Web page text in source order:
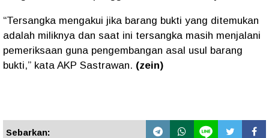
“Tersangka mengakui jika barang bukti yang ditemukan
adalah miliknya dan saat ini tersangka masih menjalani
pemeriksaan guna pengembangan asal usul barang
bukti,” kata AKP Sastrawan. (zein)
Sebarkan: